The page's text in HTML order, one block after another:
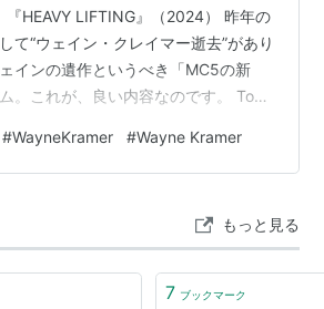
HEAVY LIFTING』（2024） 昨年の
て“ウェイン・クレイマー逝去”があり
インの遺作というべき「MC5の新
。これが、良い内容なのです。 Tom
えているのも豪華だけど、私の様な
のは、オリジナル・ドラマーの
「Can’t Be Found」に彼のクレジッ
#WayneKramer #Wayne Kramer
もっと見る
7 ブックマーク